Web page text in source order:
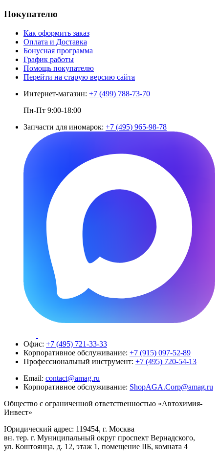
Покупателю
Как оформить заказ
Оплата и Доставка
Бонусная программа
График работы
Помощь покупателю
Перейти на старую версию сайта
Интернет-магазин: +7 (499) 788-73-70
Пн-Пт 9:00-18:00
Запчасти для иномарок: +7 (495) 965-98-78
Офис: +7 (495) 721-33-33
Корпоративное обслуживание: +7 (915) 097-52-89
Профессиональный инструмент: +7 (495) 720-54-13
Email: contact@amag.ru
Корпоративное обслуживание: ShopAGA.Corp@amag.ru
Общество с ограниченной ответственностью «Автохимия-
Инвест»
Юридический адрес: 119454, г. Москва
вн. тер. г. Муниципальный округ проспект Вернадского,
ул. Коштоянца, д. 12, этаж 1, помещение IIБ, комната 4